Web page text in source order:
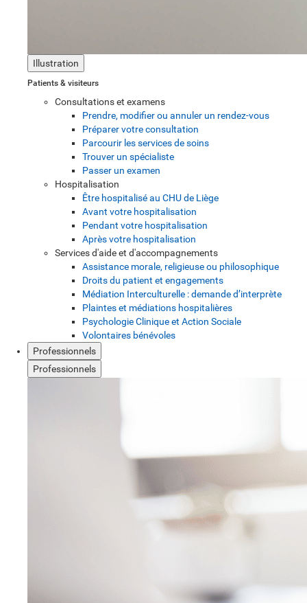
Illustration
Patients & visiteurs
Consultations et examens
Prendre, modifier ou annuler un rendez-vous
Préparer votre consultation
Parcourir les services de soins
Trouver un spécialiste
Passer un examen
Hospitalisation
Être hospitalisé au CHU de Liège
Avant votre hospitalisation
Pendant votre hospitalisation
Après votre hospitalisation
Services d'aide et d'accompagnements
Assistance morale, religieuse ou philosophique
Droits du patient et engagements
Médiation Interculturelle : demande d’interprète
Plaintes et médiations hospitalières
Psychologie Clinique et Action Sociale
Volontaires bénévoles
Professionnels
Professionnels